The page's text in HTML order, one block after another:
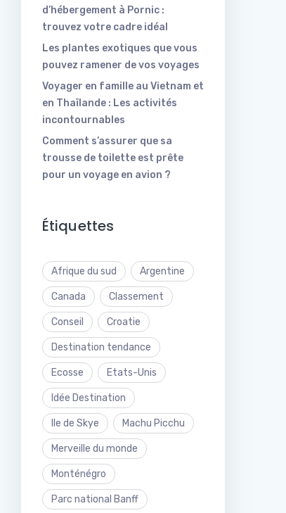
d’hébergement à Pornic :
trouvez votre cadre idéal
Les plantes exotiques que vous
pouvez ramener de vos voyages
Voyager en famille au Vietnam et
en Thaïlande : Les activités
incontournables
Comment s’assurer que sa
trousse de toilette est prête
pour un voyage en avion ?
Étiquettes
Afrique du sud Argentine
Canada Classement
Conseil Croatie
Destination tendance
Ecosse Etats-Unis
Idée Destination
Ile de Skye Machu Picchu
Merveille du monde
Monténégro
Parc national Banff